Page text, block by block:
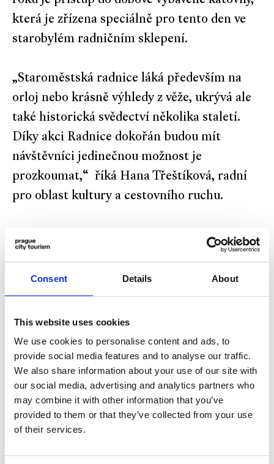
Consent Details About
This website uses cookies
We use cookies to personalise content and ads, to
provide social media features and to analyse our traffic.
We also share information about your use of our site with
our social media, advertising and analytics partners who
may combine it with other information that you’ve
provided to them or that they’ve collected from your use
of their services.
která je zřízena speciálně pro tento den ve
starobylém radničním sklepení.
„Staroměstská radnice láká především na
orloj nebo krásně výhledy z věže, ukrývá ale
také historická svědectví několika staletí.
Díky akci Radnice dokořán budou mít
návštěvníci jedinečnou možnost je
prozkoumat,“ říká Hana Třeštíková, radní
pro oblast kultury a cestovního ruchu.
Výjimečnou prohlídku s rozšířeným
výkladem již zmiňovaných sklepení nebo
katovny završí ukázka svatebního obřadu
a zábavný kvíz. Na vítěze vědomostní soutěže
„Jsme rádi, že po roce si znovu Staroměstská
radnice připomene své výročí vzniku touto
již tradiční akcí. Mimo neobvyklou návštěvu
se hosté mohou těšit i na hudební doprovod,